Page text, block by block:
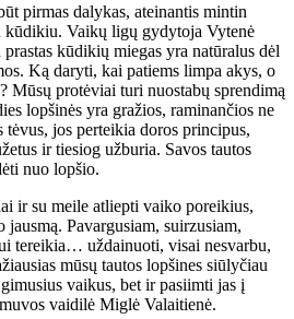
pirmas dalykas, ateinantis mintin
kūdikiu. Vaikų ligų gydytoja Vytenė
kūdikių miegas yra natūralus dėl
Ką daryti, kai patiems limpa akys, o
Mūsų protėviai turi nuostabų sprendimą
lopšinės yra gražios, raminančios ne
jos perteikia doros principus,
ir tiesiog užburia. Savos tautos
nuo lopšio.
ir su meile atliepti vaiko poreikius,
jausmą. Pavargusiam, suirzusiam,
tereikia… uždainuoti, visai nesvarbu,
mūsų tautos lopšines siūlyčiau
vaikus, bet ir pasiimti jas į
vaidilė Miglė Valaitienė.